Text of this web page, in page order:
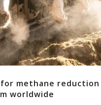
methane reduction
worldwide